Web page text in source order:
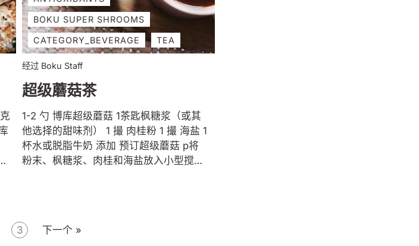
BOKU SUPER SHROOMS
CATEGORY_BEVERAGE TEA
经过 Boku Staff
超级蘑菇茶
1-2 勺 博库超级蘑菇 1茶匙枫糖浆（或其
他选择的甜味剂） 1 撮 肉桂粉 1 撮 海盐 1
杯水或脱脂牛奶 添加 预订超级蘑菇 p将
粉末、枫糖浆、肉桂和海盐放入小型搅拌
3 下一个 »